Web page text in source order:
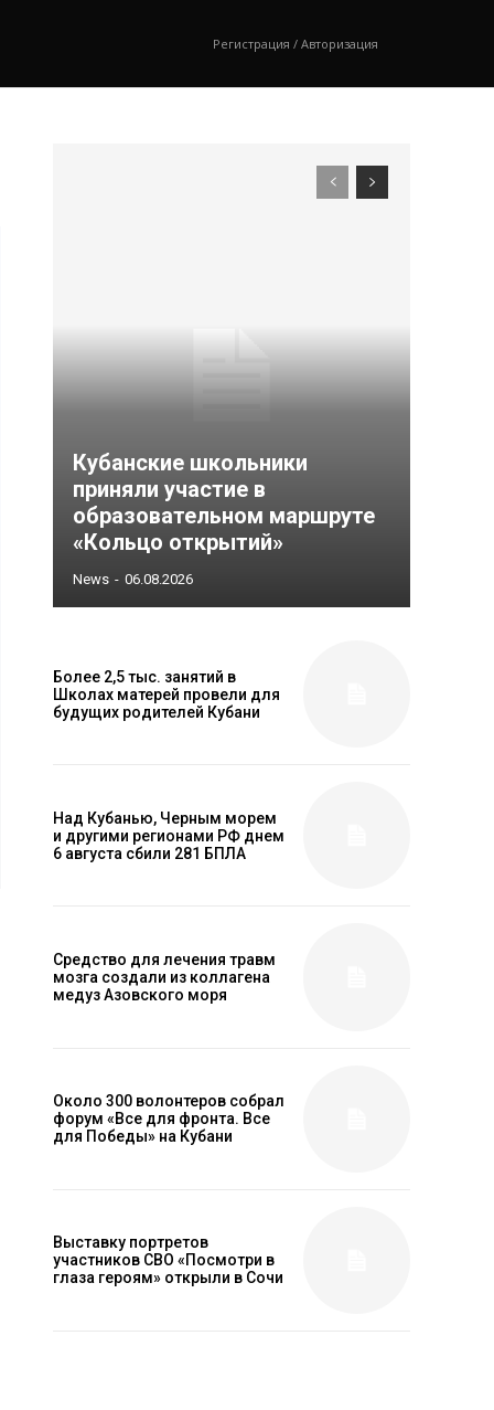
Регистрация / Авторизация
Кубанские школьники
приняли участие в
образовательном маршруте
«Кольцо открытий»
News - 06.08.2026
Более 2,5 тыс. занятий в
Школах матерей провели для
будущих родителей Кубани
Над Кубанью, Черным морем
и другими регионами РФ днем
6 августа сбили 281 БПЛА
Средство для лечения травм
мозга создали из коллагена
медуз Азовского моря
Около 300 волонтеров собрал
форум «Все для фронта. Все
для Победы» на Кубани
Выставку портретов
участников СВО «Посмотри в
глаза героям» открыли в Сочи